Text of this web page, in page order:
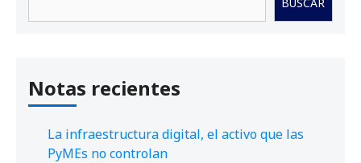
Notas recientes
La infraestructura digital, el activo que las
PyMEs no controlan